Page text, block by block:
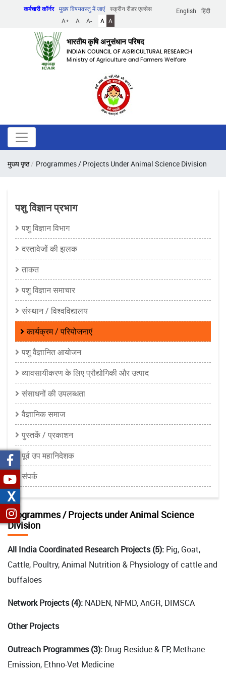
English हिंदी
कर्मचारी कॉर्नर मुख्य विषयवस्तु में जाएं
स्क्रीन रीडर एक्सेस
A+
A A- A A
भारतीय कृषि अनुसंधान परिषद
INDIAN COUNCIL OF AGRICULTURAL RESEARCH
Ministry of Agriculture and Farmers Welfare
पग
मुख्य पृष्ठ Programmes / Projects Under Animal Science Division
पशु विज्ञान प्रभाग
पशु विज्ञान विभाग
दस्तावेजों की झलक
ताकत
पशु विज्ञान समाचार
संस्थान / विश्वविद्यालय
कार्यक्रम / परियोजनाएं
पशु वैज्ञानित आयोजन
व्यावसायीकरण के लिए प्रौद्योगिकी और उत्पाद
संसाधनों की उपलब्धता
वैज्ञानिक समाज
पुस्तकें / प्रकाशन
पूर्व उप महानिदेशक
संपर्क
Programmes / Projects under Animal Science
Division
All India Coordinated Research Projects (5): Pig, Goat,
Cattle, Poultry, Animal Nutrition & Physiology of cattle and
buffaloes
Network Projects (4): NADEN, NFMD, AnGR, DIMSCA
Other Projects
Outreach Programmes (3): Drug Residue & EP, Methane
Emission, Ethno-Vet Medicine
X